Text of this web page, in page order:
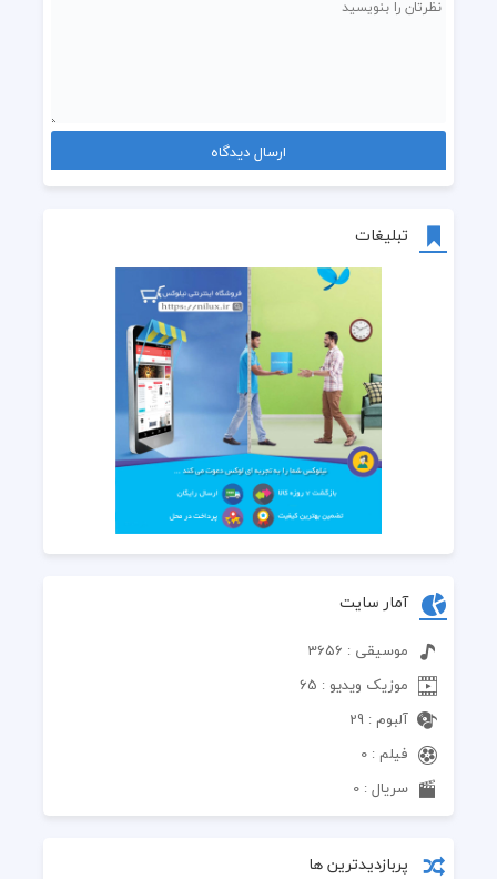
تبلیغات
آمار سایت
موسیقی : 3656
موزیک ویدیو : 65
آلبوم : 29
فیلم : 0
سریال : 0
پربازدیدترین ها